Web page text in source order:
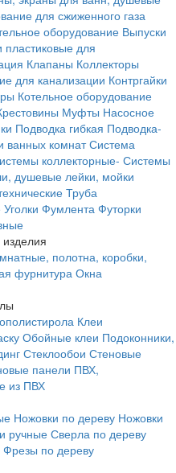
для сжиженного газа
оборудование Выпуски
пластиковые для
Клапаны Коллекторы
для канализации Контргайки
Котельное оборудование
Муфты Насосное
Подводка гибкая Подводка-
ванных комнат Система
коллекторные- Системы
душевые лейки, мойки
Труба
Уголки Фумлента Футорки
полотна, коробки,
фурнитура Окна
Клеи
Обойные клеи Подоконники,
Стеклообои Стеновые
панели ПВХ,
из ПВХ
Ножовки по дереву Ножовки
ручные Сверла по дереву
Фрезы по дереву